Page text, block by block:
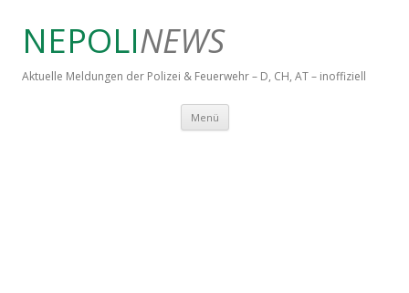
NEPOLINEWS
Aktuelle Meldungen der Polizei & Feuerwehr – D, CH, AT – inoffiziell
Menü Springe zum Inhalt